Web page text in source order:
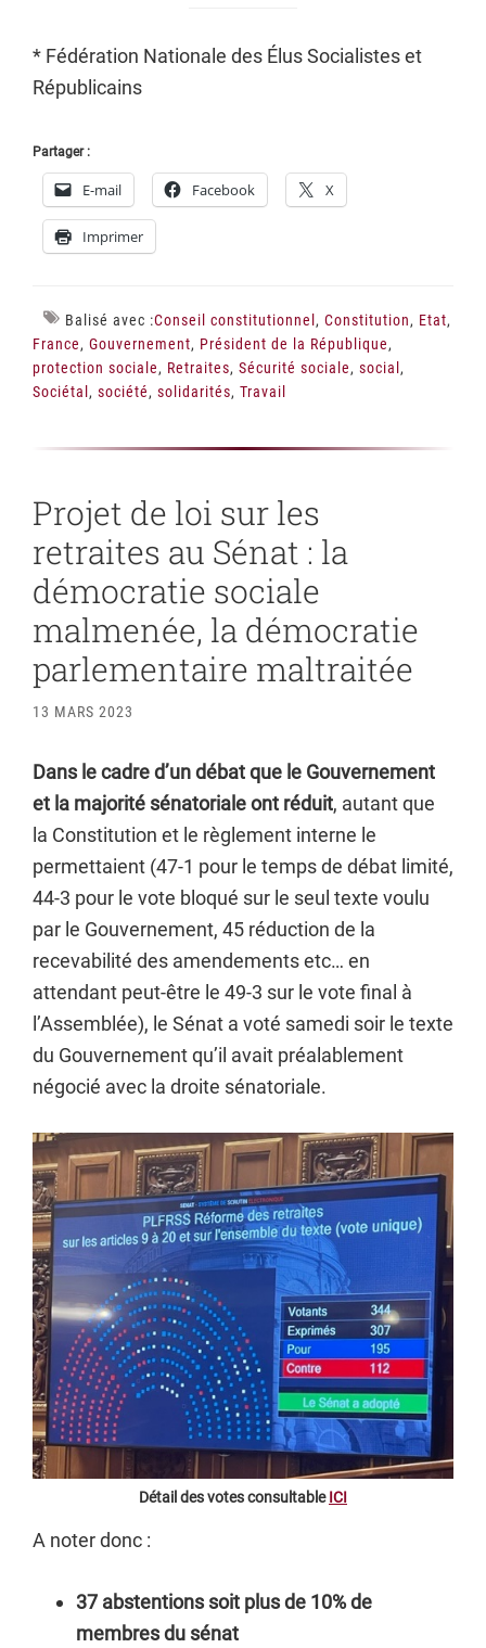
* Fédération Nationale des Élus Socialistes et
Républicains
Partager :
E-mail Facebook X
Imprimer
Balisé avec :Conseil constitutionnel , Constitution, Etat,
France, Gouvernement, Président de la République,
protection sociale, Retraites, Sécurité sociale, social ,
Sociétal , société, solidarités, Travail
Projet de loi sur les
retraites au Sénat : la
démocratie sociale
malmenée, la démocratie
parlementaire maltraitée
13 MARS 2023
Dans le cadre d’un débat que le Gouvernement
et la majorité sénatoriale ont réduit, autant que
la Constitution et le règlement interne le
permettaient (47-1 pour le temps de débat limité,
44-3 pour le vote bloqué sur le seul texte voulu
par le Gouvernement, 45 réduction de la
recevabilité des amendements etc… en
attendant peut-être le 49-3 sur le vote final à
l’Assemblée), le Sénat a voté samedi soir le texte
du Gouvernement qu’il avait préalablement
négocié avec la droite sénatoriale.
Détail des votes consultableICI
A noter donc :
37 abstentions soit plus de 10% de
membres du sénat